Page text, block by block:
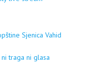
Sjenica Vahid
traga ni glasa